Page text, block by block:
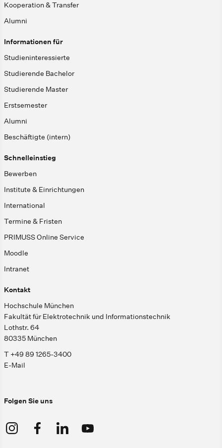
Kooperation & Transfer
Alumni
Informationen für
Studieninteressierte
Studierende Bachelor
Studierende Master
Erstsemester
Alumni
Beschäftigte (intern)
Schnelleinstieg
Bewerben
Institute & Einrichtungen
International
Termine & Fristen
PRIMUSS Online Service
Moodle
Intranet
Kontakt
Hochschule München
Fakultät für Elektrotechnik und Informationstechnik
Lothstr. 64
80335 München
T +49 89 1265-3400
E-Mail
Folgen Sie uns